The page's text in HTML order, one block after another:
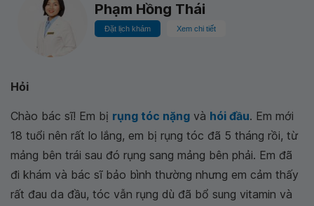
Phạm Hồng Thái
Đặt lịch khám Xem chi tiết
Hỏi
Chào bác sĩ! Em bị rụng tóc nặng và hói đầu. Em mới
18 tuổi nên rất lo lắng, em bị rụng tóc đã 5 tháng rồi, từ
mảng bên trái sau đó rụng sang mảng bên phải. Em đã
đi khám và bác sĩ bảo bình thường nhưng em cảm thấy
rất đau da đầu, tóc vẫn rụng dù đã bổ sung vitamin và